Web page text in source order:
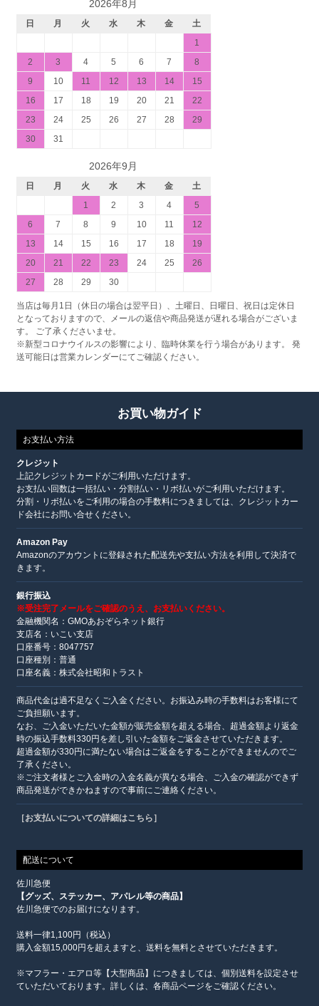
2026年8月
日 月 火 水 木 金
土
1
2
3 4 5 6 7
8
9
10 11 12 13 14
15
16
17 18 19 20 21
22
23
24 25 26 27 28
29
30
31
2026年9月
日 月 火 水 木 金
土
1
2 3 4
5
6
7 8 9 10 11
12
13
14 15 16 17 18
19
20
21 22 23 24 25
26
27
28 29 30
当店は毎月1日（休日の場合は翌平日）、土曜日、日曜日、祝日は定休日
となっておりますので、メールの返信や商品発送が遅れる場合がございま
す。 ご了承くださいませ。
※新型コロナウイルスの影響により、臨時休業を行う場合があります。 発
送可能日は営業カレンダーにてご確認ください。
お買い物ガイド
お支払い方法
クレジット
上記クレジットカードがご利用いただけます。
お支払い回数は一括払い・分割払い・リボ払いがご利用いただけます。
分割・リボ払いをご利用の場合の手数料につきましては、クレジットカー
ド会社にお問い合せください。
Amazon Pay
Amazonのアカウントに登録された配送先や支払い方法を利用して決済で
きます。
銀行振込
※受注完了メールをご確認のうえ、お支払いください。
金融機関名：GMOあおぞらネット銀行
支店名：いこい支店
口座番号：8047757
口座種別：普通
口座名義：株式会社昭和トラスト
商品代金は過不足なくご入金ください。お振込み時の手数料はお客様にて
ご負担願います。
なお、ご入金いただいた金額が販売金額を超える場合、超過金額より返金
時の振込手数料330円を差し引いた金額をご返金させていただきます。
超過金額が330円に満たない場合はご返金をすることができませんのでご
了承ください。
※ご注文者様とご入金時の入金名義が異なる場合、ご入金の確認ができず
商品発送ができかねますので事前にご連絡ください。
［お支払いについての詳細はこちら］
配送について
佐川急便
【グッズ、ステッカー、アパレル等の商品】
佐川急便でのお届けになります。
送料一律1,100円（税込）
購入金額15,000円を超えますと、送料を無料とさせていただきます。
※マフラー・エアロ等【大型商品】につきましては、個別送料を設定させ
ていただいております。詳しくは、各商品ページをご確認ください。